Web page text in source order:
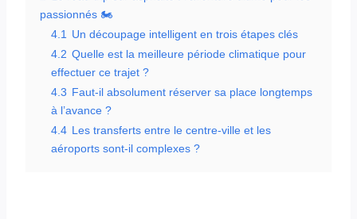
passionnés 🏍️
4.1
Un découpage intelligent en trois étapes clés
4.2 Quelle est la meilleure période climatique pour
effectuer ce trajet ?
4.3 Faut-il absolument réserver sa place longtemps
à l’avance ?
4.4 Les transferts entre le centre-ville et les
aéroports sont-il complexes ?